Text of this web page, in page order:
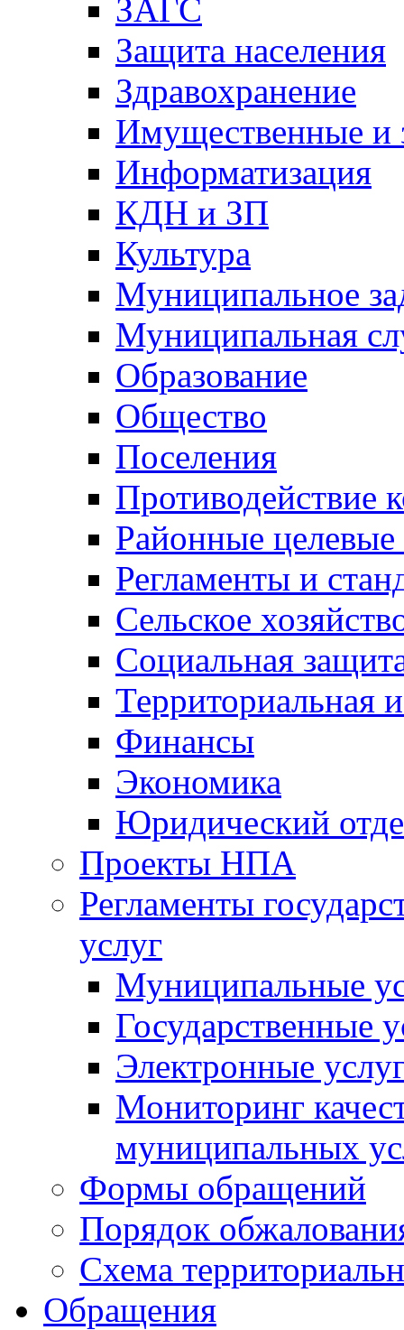
ЗАГС
Защита населения
Здравохранение
Имущественные и
Информатизация
КДН и ЗП
Культура
Муниципальное
Муниципальная
Образование
Общество
Поселения
Противодействие
Районные
Регламенты и
Сельское
Социальная
Территориальная
Финансы
Экономика
Юридический
Проекты НПА
Регламенты
услуг
Муниципальные
Государственные
Электронные
Мониторинг
муниципальных
Формы обращений
Порядок
Схема
Обращения